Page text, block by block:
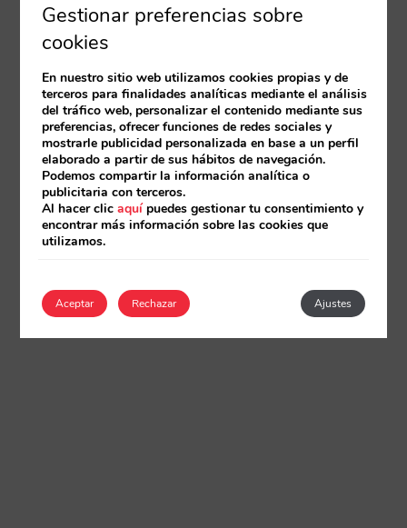
Gestionar preferencias sobre
cookies
En nuestro sitio web utilizamos cookies propias y de
terceros para finalidades analíticas mediante el análisis
del tráfico web, personalizar el contenido mediante sus
preferencias, ofrecer funciones de redes sociales y
mostrarle publicidad personalizada en base a un perfil
elaborado a partir de sus hábitos de navegación.
Podemos compartir la información analítica o
publicitaria con terceros.
Al hacer clicaquípuedes gestionar tu consentimiento y
encontrar más información sobre las cookies que
utilizamos.
Aceptar Ajustes
Rechazar